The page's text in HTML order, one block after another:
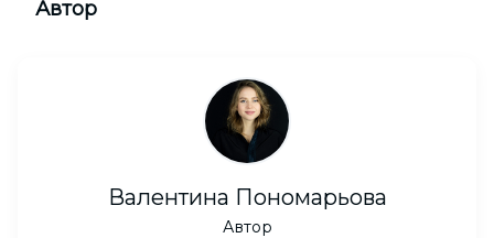
Автор
Валентина Пономарьова
Автор